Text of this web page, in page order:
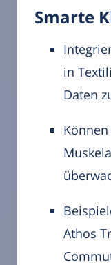
Smarte
in
Daten
Athos